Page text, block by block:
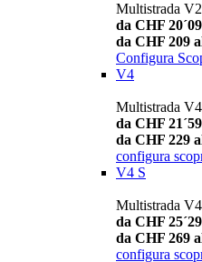
Multistrada
da CHF
da CHF 209
Configura
V4
Multistrada V4
da CHF
da CHF 229
configura
V4 S
Multistrada
da CHF
da CHF 269
configura